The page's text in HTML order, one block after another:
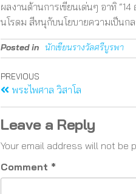
ผลงานด้านการเขียนเด่นๆ อาทิ
นโรดม สีหนุกับนโยบายความเป็นก
Posted in นักเขียนรางวัลศรีบูรพา
PREVIOUS
พระไพศาล วิสาโล
Leave a Reply
Your email address will not be
Comment *